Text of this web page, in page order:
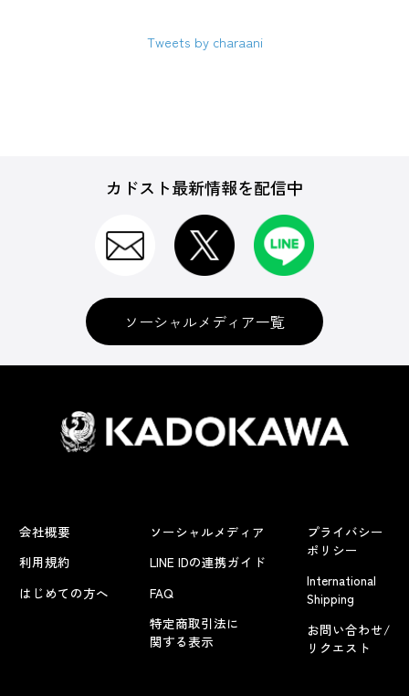
Tweets by charaani
カドスト最新情報を配信中
ソーシャルメディア一覧
会社概要
利用規約
はじめての方へ
ソーシャルメディア
LINE IDの連携ガイド
FAQ
特定商取引法に
関する表示
プライバシー
ポリシー
International
Shipping
お問い合わせ/
リクエスト